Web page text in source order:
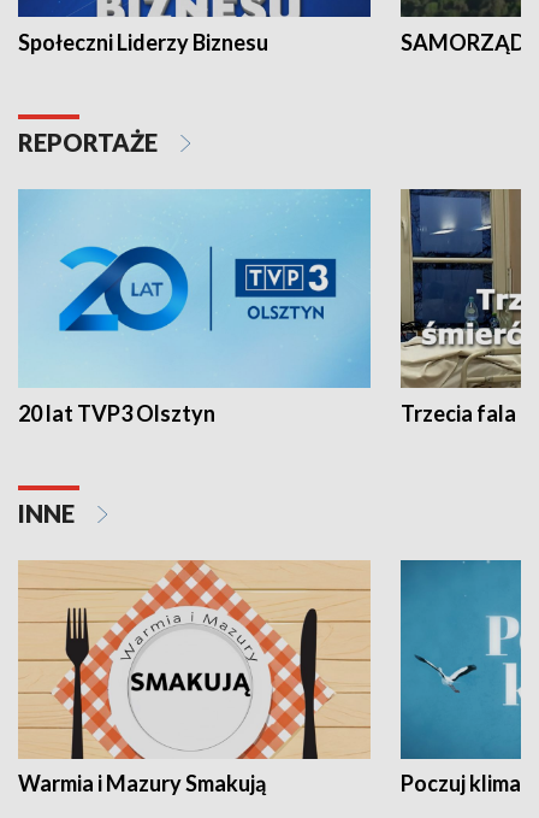
Społeczni Liderzy Biznesu SAMORZĄD
REPORTAŻE
20 lat TVP3 Olsztyn Trzecia fala -
INNE
Warmia i Mazury Smakują Poczuj klimat